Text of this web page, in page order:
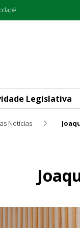
Legislativa
Notícias